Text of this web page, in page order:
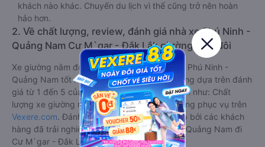
khách nào khác. Chuyến du lịch vì thế cũng trở nên hoàn
hảo hơn.
2. Về chất lượng, review, đánh giá nhà xe Phú Ninh -
Quảng Nam Cư M`gar - Đắk Lắk giường nằm đôi
Xe giường nằm đôi đi Cư M`gar - Đắk Lắk từ Phú Ninh -
Quảng Nam tốt nhất được phân loại chất lượng dựa trên đánh
giá từ 1 đến 5 của khách hàng với các tiêu chí như: Chất
lượng xe giường nằm đôi, Đúng giờ, Chất lượng phục vụ trên
Vexere.com. Đánh giá này được viết trực tiếp bởi các khách
hàng đã trải nghiệm các hãng Xe Phú Ninh - Quảng Nam đi
Cư M`gar - Đắk Lắk.